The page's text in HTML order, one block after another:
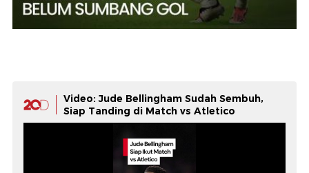
Video: Jude Bellingham Sudah Sembuh,
Siap Tanding di Match vs Atletico